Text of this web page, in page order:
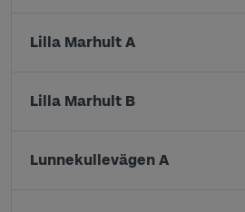
Lilla Marhult A
Lilla Marhult B
Lunnekullevägen A